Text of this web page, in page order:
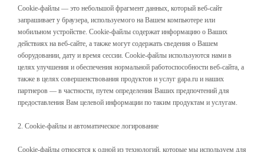
Cookie-файлы — это небольшой фрагмент данных, который веб-сайт
запрашивает у браузера, используемого на Вашем компьютере или
мобильном устройстве. Cookie-файлы содержат информацию о Ваших
действиях на веб-сайте, а также могут содержать сведения о Вашем
оборудовании, дату и время сессии. Cookie-файлы используются нами в
целях улучшения и обеспечения нормальной работоспособности веб-сайта, а
также в целях совершенствования продуктов и услуг gapa.ru и наших
партнеров — в частности, путем определения Ваших предпочтений для
предоставления Вам целевой информации по таким продуктам и услугам.
2. Cookie-файлы и автоматическое логирование
Cookie-файлы относятся к одной из технологий, которые мы используем для